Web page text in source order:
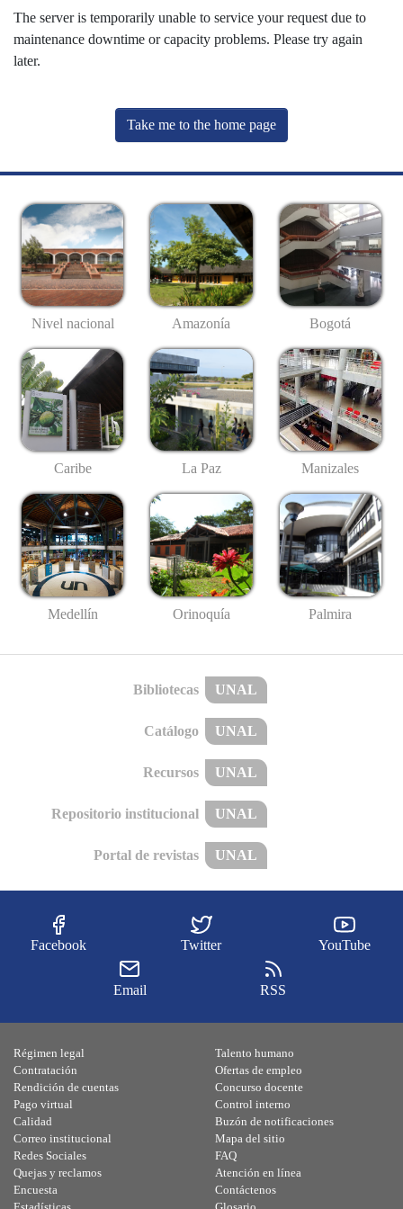
The server is temporarily unable to service your request due to
maintenance downtime or capacity problems. Please try again
later.
Take me to the home page
Nivel nacional Amazonía Bogotá
Caribe La Paz Manizales
Medellín Orinoquía Palmira
Bibliotecas UNAL
Catálogo UNAL
Recursos UNAL
Repositorio institucional UNAL
Portal de revistas UNAL
Facebook Twitter YouTube
Email RSS
Régimen legal
Contratación
Rendición de cuentas
Pago virtual
Calidad
Talento humano
Ofertas de empleo
Concurso docente
Control interno
Buzón de notificaciones
Correo institucional
Redes Sociales
Quejas y reclamos
Encuesta
Mapa del sitio
FAQ
Atención en línea
Contáctenos